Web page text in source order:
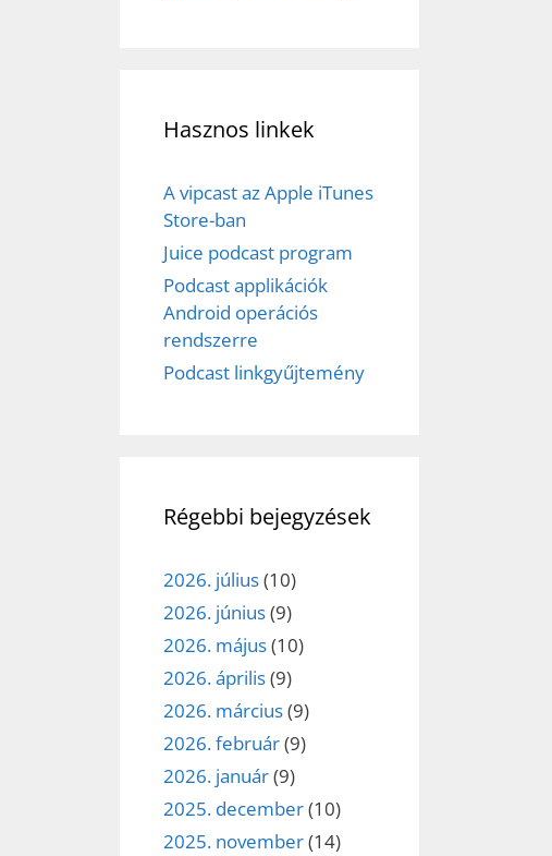
Hasznos linkek
A vipcast az Apple iTunes
Store-ban
Juice podcast program
Podcast applikációk
Android operációs
rendszerre
Podcast linkgyűjtemény
Régebbi bejegyzések
2026. július(10)
2026. június(9)
2026. május(10)
2026. április(9)
2026. március(9)
2026. február(9)
2026. január(9)
2025. december(10)
2025. november(14)